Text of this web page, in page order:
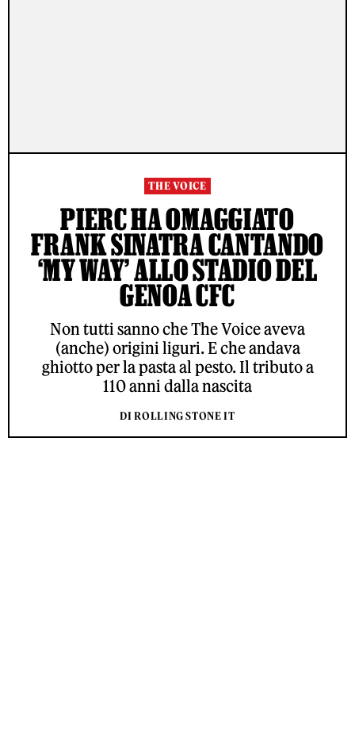
THE VOICE
PIERC HA OMAGGIATO
FRANK SINATRA CANTANDO
‘MY WAY’ ALLO STADIO DEL
GENOA CFC
Non tutti sanno che The Voice aveva
(anche) origini liguri. E che andava
ghiotto per la pasta al pesto. Il tributo a
110 anni dalla nascita
DI ROLLING STONE IT